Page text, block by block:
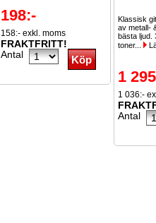
198:-
158:- exkl. moms
FRAKTFRITT!
Antal
Klassisk
av metall-
bästa ljud.
toner...
1
1 036:-
Antal